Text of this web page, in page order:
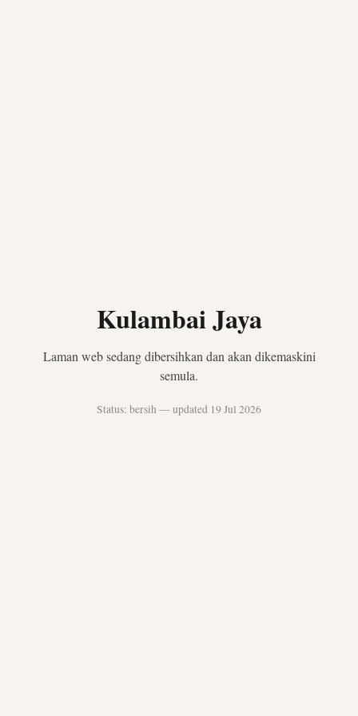
Kulambai Jaya
Laman web sedang dibersihkan dan akan dikemaskini
semula.
Status: bersih — updated 19 Jul 2026